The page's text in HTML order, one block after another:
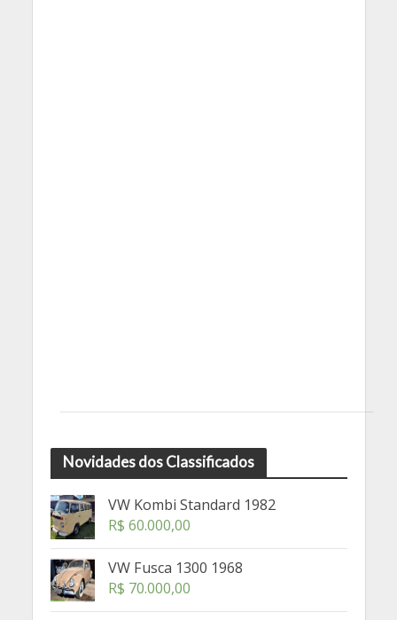
Novidades dos Classificados
VW Kombi Standard 1982
R$ 60.000,00
VW Fusca 1300 1968
R$ 70.000,00